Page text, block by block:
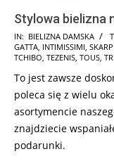
Stylowa bielizna
2024-
11-
IN: BIELIZNA DAMSKA
GATTA, INTIMISSIMI,
TCHIBO, TEZENIS, TOUS,
To jest zawsze
poleca się z wielu
asortymencie
znajdziecie
podarunki.